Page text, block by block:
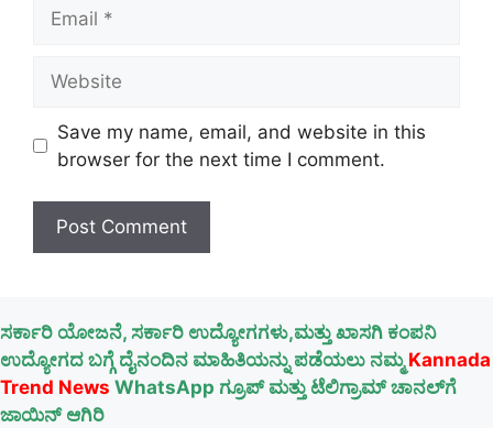
Save my name, email, and website in this
browser for the next time I comment.
ಸರ್ಕಾರಿ ಯೋಜನೆ, ಸರ್ಕಾರಿ ಉದ್ಯೋಗಗಳು,ಮತ್ತು ಖಾಸಗಿ ಕಂಪನಿ
ಉದ್ಯೋಗದ ಬಗ್ಗೆ ದೈನಂದಿನ ಮಾಹಿತಿಯನ್ನು ಪಡೆಯಲು ನಮ್ಮKannada
Trend News WhatsApp ಗ್ರೂಪ್ ಮತ್ತು ಟೆಲಿಗ್ರಾಮ್ ಚಾನಲ್‌ಗೆ
ಜಾಯಿನ್ ಆಗಿರಿ